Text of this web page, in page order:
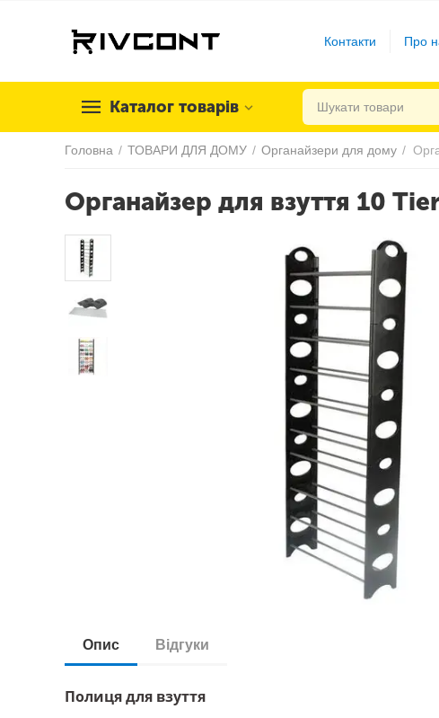
Контакти Про
Каталог товарів
Головна / ТОВАРИ ДЛЯ ДОМУ / Органайзери для дому /
Органайзер для взуття 10
Опис Відгуки
Полиця для взуття